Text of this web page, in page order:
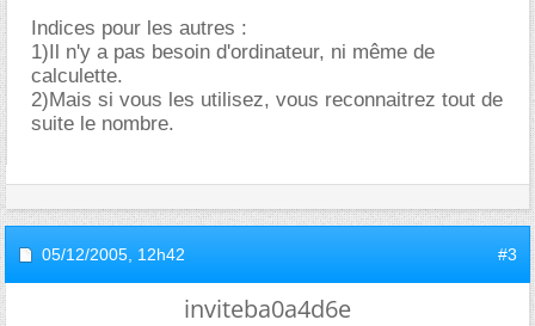
Indices pour les autres :
1)Il n'y a pas besoin d'ordinateur, ni même de
calculette.
2)Mais si vous les utilisez, vous reconnaitrez tout de
suite le nombre.
05/12/2005, 12h42 #3
inviteba0a4d6e